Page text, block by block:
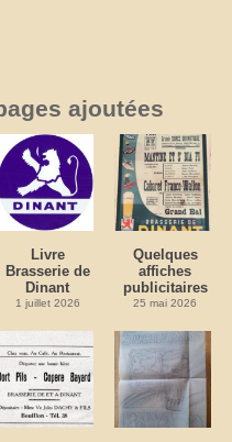
ajoutées
Livre
Brasserie de
Dinant
1 juillet 2026
Quelques
affiches
publicitaires
25 mai 2026